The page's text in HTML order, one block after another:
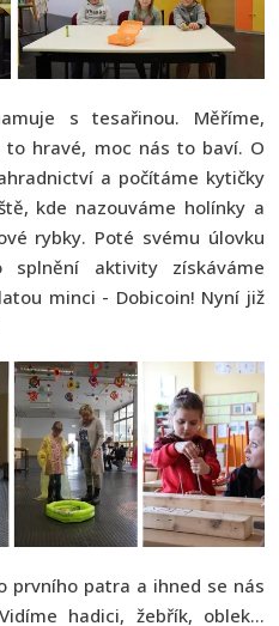
s tesařinou. Měříme,
to hravé, moc nás to baví. O
a počítáme kytičky
kde nazouváme holínky a
rybky. Poté svému úlovku
splnění aktivity získáváme
minci - Dobicoin! Nyní již
prvního patra a ihned se nás
hadici, žebřík, oblek...